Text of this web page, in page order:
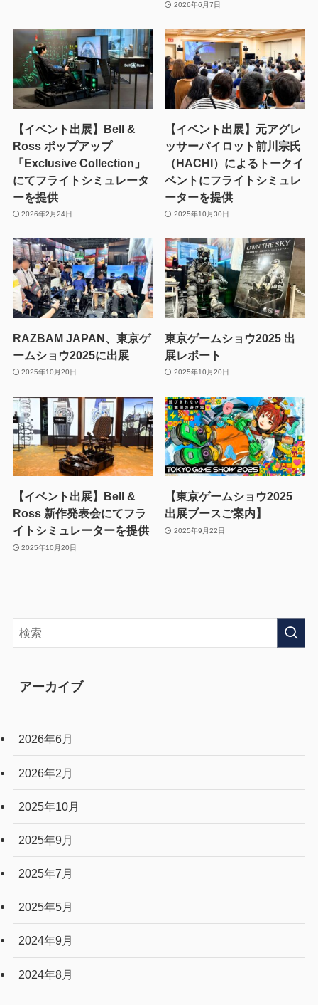
2026年6月7日
【イベント出展】Bell &
Ross ポップアップ
「Exclusive Collection」
にてフライトシミュレータ
ーを提供
2026年2月24日
【イベント出展】元アグレ
ッサーパイロット前川宗氏
（HACHI）によるトークイ
ベントにフライトシミュレ
ーターを提供
2025年10月30日
RAZBAM JAPAN、東京ゲ
ームショウ2025に出展
2025年10月20日
東京ゲームショウ2025 出
展レポート
2025年10月20日
【イベント出展】Bell &
Ross 新作発表会にてフラ
イトシミュレーターを提供
2025年10月20日
【東京ゲームショウ2025
出展ブースご案内】
2025年9月22日
アーカイブ
2026年6月
2026年2月
2025年10月
2025年9月
2025年7月
2025年5月
2024年9月
2024年8月